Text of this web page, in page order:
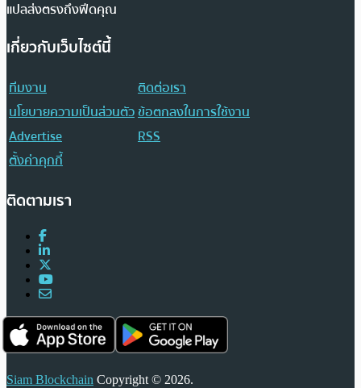
แปลส่งตรงถึงฟีดคุณ
เกี่ยวกับเว็บไซต์นี้
ทีมงาน
ติดต่อเรา
นโยบายความเป็นส่วนตัวข้อตกลงในการใช้งาน
Advertise
RSS
ตั้งค่าคุกกี้
ติดตามเรา
Siam Blockchain Copyright © 2026.